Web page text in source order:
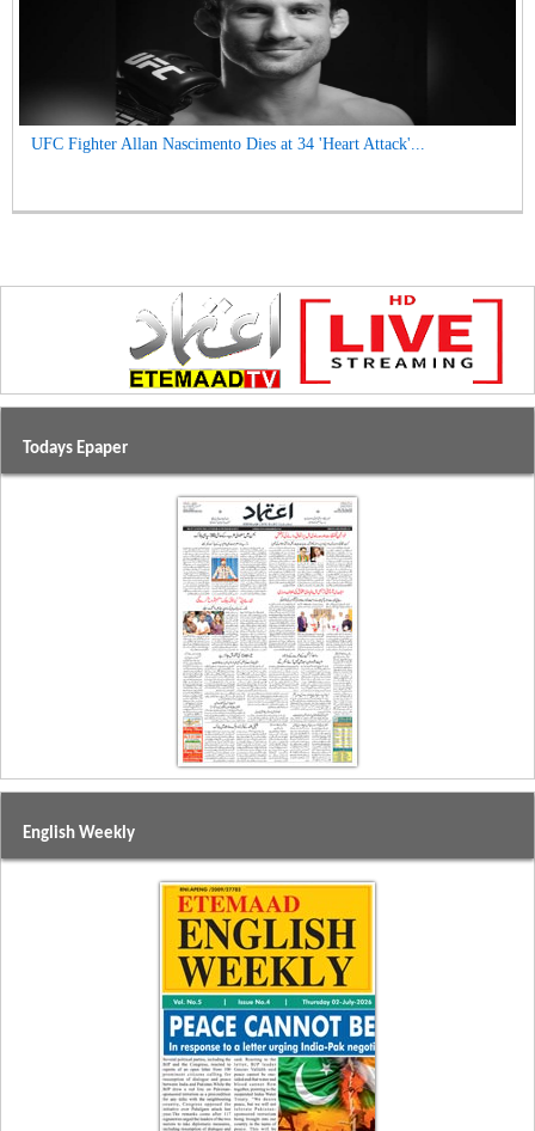
UFC Fighter Allan Nascimento Dies at 34 'Heart Attack'...
Todays Epaper
English Weekly